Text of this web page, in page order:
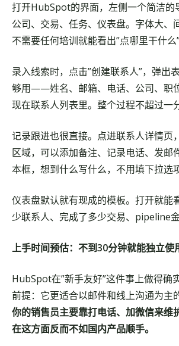
打开HubSpot的界面，左侧一个简洁的
公司、交易、任务、仪表盘。字体大、
不需要任何培训就能看出”点哪里干什么”
录入线索时，点击”创建联系人”，弹出
够用——姓名、邮箱、电话、公司、职
现在联系人列表里。整个过程不超过一
记录跟进也很直接。点进联系人详情页
区域，可以添加备注、记录电话、发邮
本框，想到什么写什么，不用填下拉选
仪表盘默认就有现成的模板。打开就能
少联系人、完成了多少交易、pipeline金
上手时间预估：不到30分钟就能独立使
HubSpot在”新手友好”这件事上做得确
前提：它更适合以邮件和线上沟通为主
你的销售员主要靠打电话、加微信来
在这方面反而不如国内产品顺手。